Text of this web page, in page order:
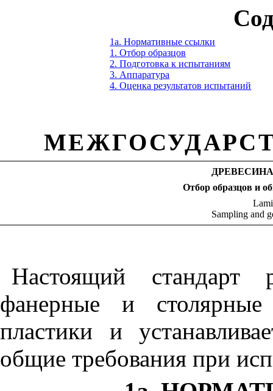
1а. Нормативные ссылки
1. Отбор образцов
2. Подготовка к испытаниям
3. Аппаратура
4. Оценка результатов испытаний
Отбор образцов и
Sampling and
Настоящий стандарт
фанерные и
пластики и
общие требования при